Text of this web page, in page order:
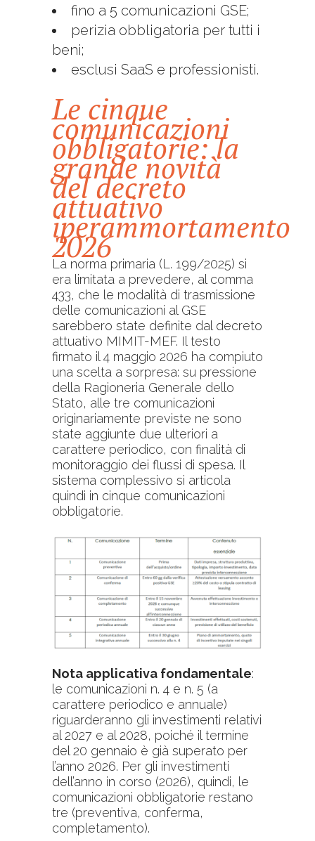
fino a 5 comunicazioni GSE;
perizia obbligatoria per tutti i
beni;
esclusi SaaS e professionisti.
Le cinque
comunicazioni
obbligatorie: la
grande novità
del decreto
attuativo
iperammortamento
2026
La norma primaria (L. 199/2025) si
era limitata a prevedere, al comma
433, che le modalità di trasmissione
delle comunicazioni al GSE
sarebbero state definite dal decreto
attuativo MIMIT-MEF. Il testo
firmato il 4 maggio 2026 ha compiuto
una scelta a sorpresa: su pressione
della Ragioneria Generale dello
Stato, alle tre comunicazioni
originariamente previste ne sono
state aggiunte due ulteriori a
carattere periodico, con finalità di
monitoraggio dei flussi di spesa. Il
sistema complessivo si articola
quindi in cinque comunicazioni
obbligatorie.
Nota applicativa fondamentale:
le comunicazioni n. 4 e n. 5 (a
carattere periodico e annuale)
riguarderanno gli investimenti relativi
al 2027 e al 2028, poiché il termine
del 20 gennaio è già superato per
l’anno 2026. Per gli investimenti
dell’anno in corso (2026), quindi, le
comunicazioni obbligatorie restano
tre (preventiva, conferma,
completamento).